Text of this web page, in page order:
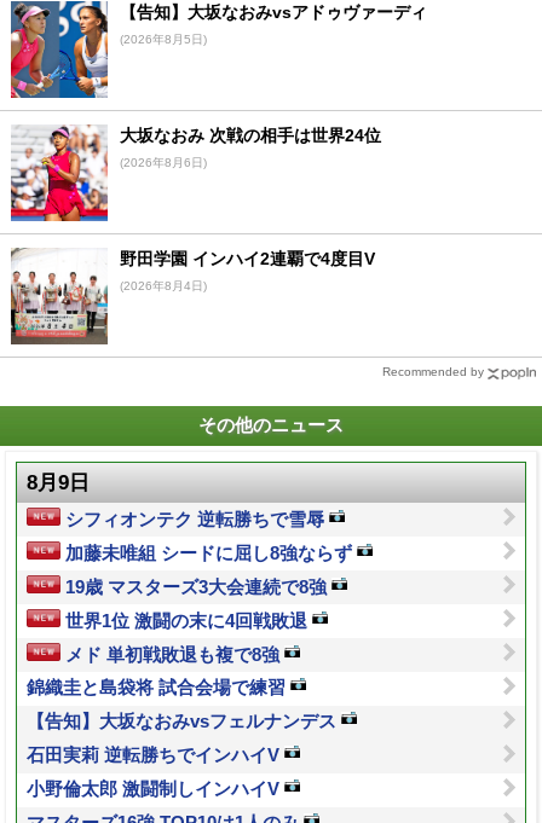
【告知】大坂なおみvsアドゥヴァーディ
(2026年8月5日)
大坂なおみ 次戦の相手は世界24位
(2026年8月6日)
野田学園 インハイ2連覇で4度目V
(2026年8月4日)
Recommended by
その他のニュース
8月9日
シフィオンテク 逆転勝ちで雪辱
加藤未唯組 シードに屈し8強ならず
19歳 マスターズ3大会連続で8強
世界1位 激闘の末に4回戦敗退
メド 単初戦敗退も複で8強
錦織圭と島袋将 試合会場で練習
【告知】大坂なおみvsフェルナンデス
石田実莉 逆転勝ちでインハイV
小野倫太郎 激闘制しインハイV